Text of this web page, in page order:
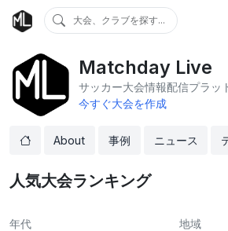
大会、クラブを探す...
Matchday Live
サッカー大会情報配信プラッ
今すぐ大会を作成
About 事例 ニュース
人気大会ランキング
年代 地域